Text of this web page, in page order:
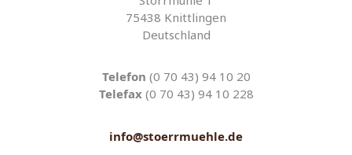
75438 Knittlingen
Deutschland
Telefon (0 70 43) 94 10 20
Telefax (0 70 43) 94 10 228
info@stoerrmuehle.de